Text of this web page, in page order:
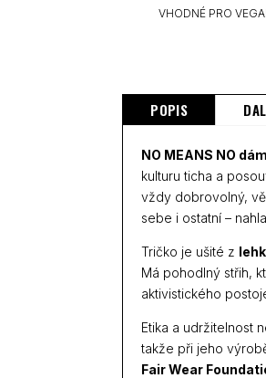
VHODNÉ PRO
POPIS
NO MEANS NO
kulturu ticha a
vždy dobrovolný,
sebe i ostatní –
Tričko je ušité z
Má pohodlný střih,
aktivistického
Etika a udržitelnost
takže při jeho
Fair Wear